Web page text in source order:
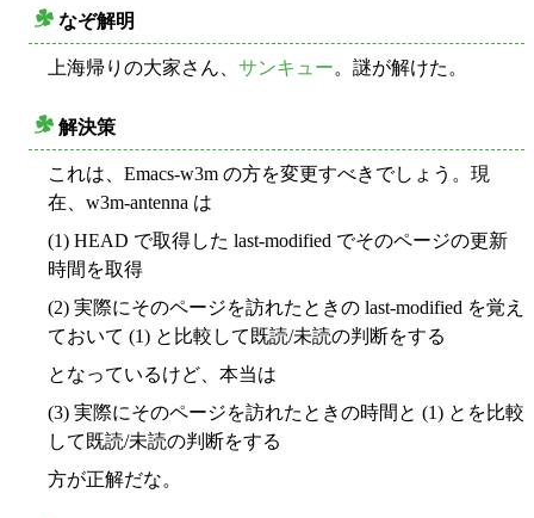
なぞ解明
上海帰りの大家さん、 サンキュー。謎が解けた。
解決策
これは、Emacs-w3m の方を変更すべきでしょう。現
在、w3m-antenna は
(1) HEAD で取得した last-modified でそのページの更新
時間を取得
(2) 実際にそのページを訪れたときの last-modified を覚え
ておいて (1) と比較して既読/未読の判断をする
となっているけど、本当は
(3) 実際にそのページを訪れたときの時間と (1) とを比較
して既読/未読の判断をする
方が正解だな。